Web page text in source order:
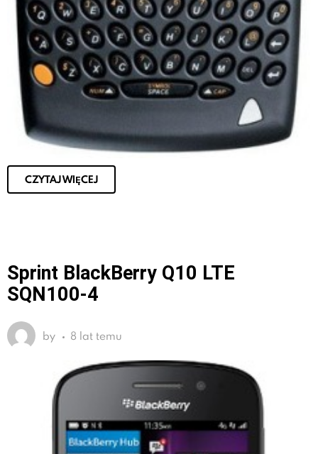
CZYTAJ WIĘCEJ
Sprint BlackBerry Q10 LTE
SQN100-4
by 8 lat temu